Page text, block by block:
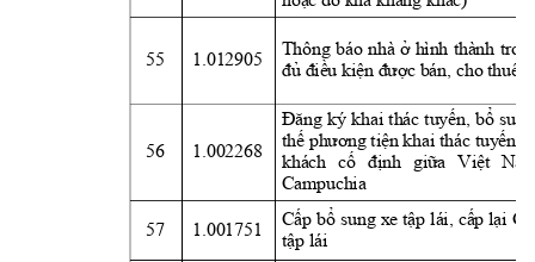
55 1.012905
Thông báo nhà ở hình thành
đủ điều kiện được bán, cho thuê
56 1.002268
Đăng ký khai thác tuyến, bổ
thế phương tiện khai thác tuyến
khách
cố định giữa Việt
Campuchia
57 1.001751
Cấp bổ sung xe tập lái, cấp lại
tập lái